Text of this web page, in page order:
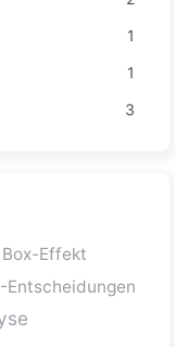
1
1
3
Box-Effekt
Entscheidungen